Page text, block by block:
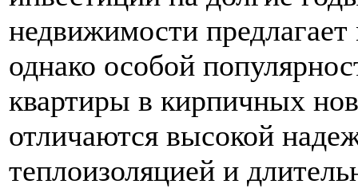
недвижимости
однако особой
квартиры в кирпичных
отличаются высокой
теплоизоляцией и